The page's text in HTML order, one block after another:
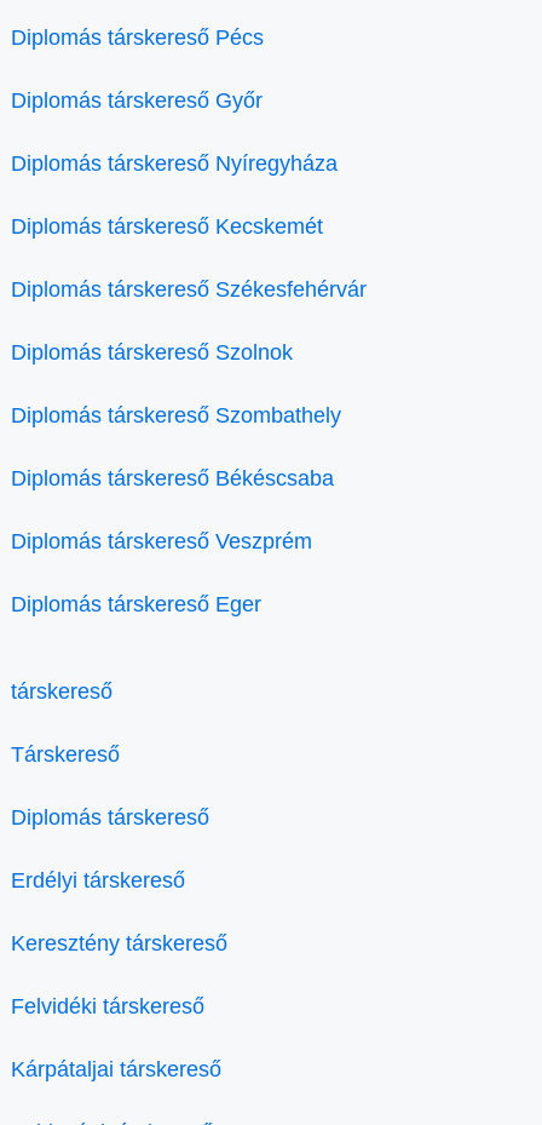
Diplomás társkereső Pécs
Diplomás társkereső Győr
Diplomás társkereső Nyíregyháza
Diplomás társkereső Kecskemét
Diplomás társkereső Székesfehérvár
Diplomás társkereső Szolnok
Diplomás társkereső Szombathely
Diplomás társkereső Békéscsaba
Diplomás társkereső Veszprém
Diplomás társkereső Eger
társkereső
Társkereső
Diplomás társkereső
Erdélyi társkereső
Keresztény társkereső
Felvidéki társkereső
Kárpátaljai társkereső